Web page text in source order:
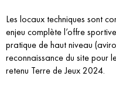
Les locaux techniques sont
enjeu complète l’offre
pratique de haut niveau
reconnaissance du site pour
retenu Terre de Jeux 2024.